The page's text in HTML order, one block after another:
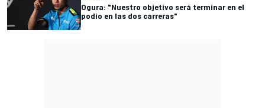
Ogura: "Nuestro objetivo será terminar en el
podio en las dos carreras"